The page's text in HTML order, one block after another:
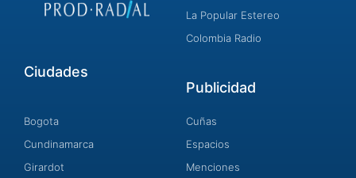
La Popular Estereo
Colombia Radio
Ciudades
Bogota
Cundinamarca
Girardot
Publicidad
Cuñas
Espacios
Menciones